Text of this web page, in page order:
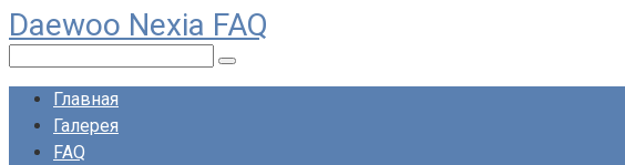
Перейти
к
контенту
Daewoo Nexia FAQ
Главная
Галерея
FAQ